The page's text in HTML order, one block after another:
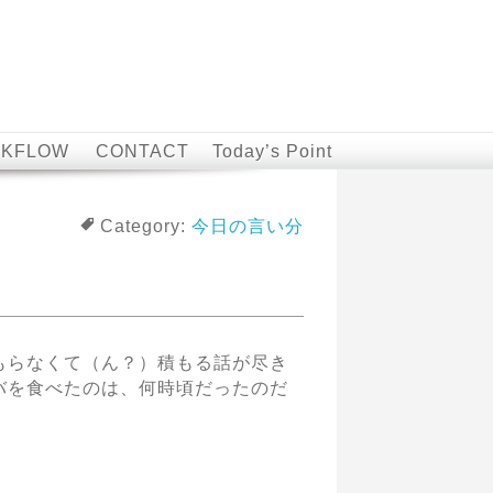
CONTACT Today’s Point
Category: 今日の言い分
なくて（ん？）積もる話が尽き
食べたのは、何時頃だったのだ